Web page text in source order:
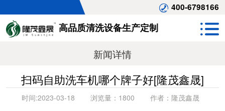
400-6798166
高品质清洗设备生产定制
新闻详情
扫码自助洗车机哪个牌子好[隆茂鑫晟]
时间:2023-03-18 浏览量： 1800 作者： 隆茂鑫晟